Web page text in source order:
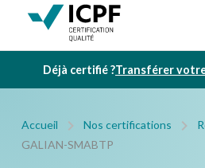
Déjà certifié ?Transférer
Accueil Nos certifications
GALIAN-SMABTP